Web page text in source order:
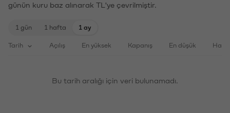
günün kuru baz alınarak TL'ye çevrilmiştir.
1 gün 1 hafta 1 ay
Tarih Açılış En yüksek Kapanış En düşük
Bu tarih aralığı için veri bulunamadı.